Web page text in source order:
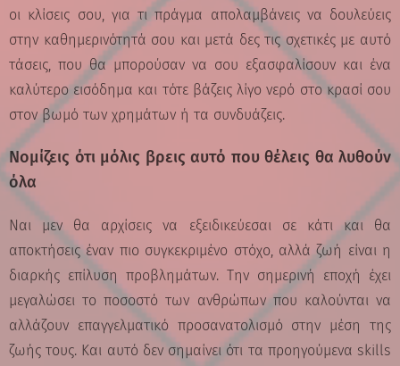
οι κλίσεις σου, για τι πράγμα απολαμβάνεις να δουλεύεις
στην καθημερινότητά σου και μετά δες τις σχετικές με αυτό
τάσεις, που θα μπορούσαν να σου εξασφαλίσουν και ένα
καλύτερο εισόδημα και τότε βάζεις λίγο νερό στο κρασί σου
στον βωμό των χρημάτων ή τα συνδυάζεις.
Νομίζεις ότι μόλις βρεις αυτό που θέλεις θα λυθούν
όλα
Ναι μεν θα αρχίσεις να εξειδικεύεσαι σε κάτι και θα
αποκτήσεις έναν πιο συγκεκριμένο στόχο, αλλά ζωή είναι η
διαρκής επίλυση προβλημάτων. Την σημερινή εποχή έχει
μεγαλώσει το ποσοστό των ανθρώπων που καλούνται να
αλλάζουν επαγγελματικό προσανατολισμό στην μέση της
ζωής τους. Και αυτό δεν σημαίνει ότι τα προηγούμενα skills